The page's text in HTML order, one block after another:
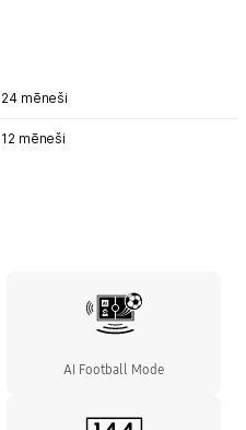
24 mēneši
12 mēneši
AI Football Mode